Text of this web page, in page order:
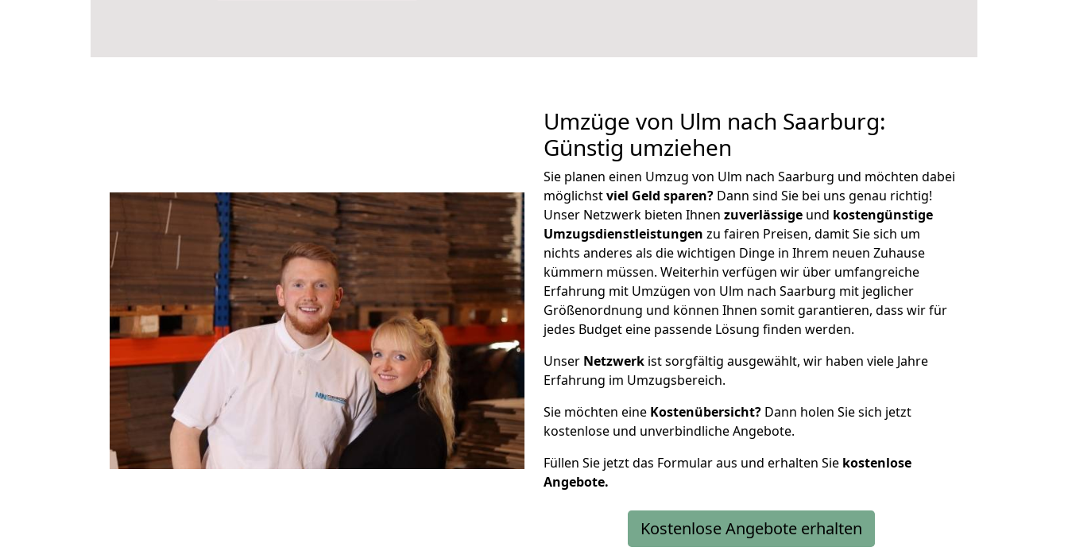
Umzüge von Ulm nach Saarburg:
Günstig umziehen
Sie planen einen Umzug von Ulm nach Saarburg und möchten dabei
möglichstviel Geld sparen? Dann sind Sie bei uns genau richtig!
Unser Netzwerk bieten Ihnen zuverlässige und kostengünstige
Umzugsdienstleistungen zu fairen Preisen, damit Sie sich um
nichts anderes als die wichtigen Dinge in Ihrem neuen Zuhause
kümmern müssen. Weiterhin verfügen wir über umfangreiche
Erfahrung mit Umzügen von Ulm nach Saarburg mit jeglicher
Größenordnung und können Ihnen somit garantieren, dass wir für
jedes Budget eine passende Lösung finden werden.
Unser Netzwerk ist sorgfältig ausgewählt, wir haben viele Jahre
Erfahrung im Umzugsbereich.
Sie möchten eine Kostenübersicht? Dann holen Sie sich jetzt
kostenlose und unverbindliche Angebote.
Füllen Sie jetzt das Formular aus und erhalten Sie kostenlose
Angebote.
Kostenlose Angebote erhalten